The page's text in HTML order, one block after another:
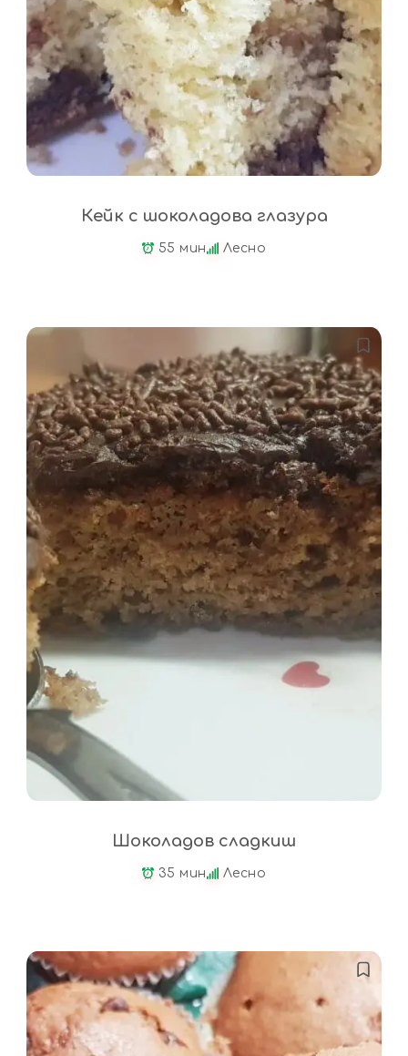
Кейк с шоколадова глазура
55 мин Лесно
Шоколадов сладкиш
35 мин Лесно